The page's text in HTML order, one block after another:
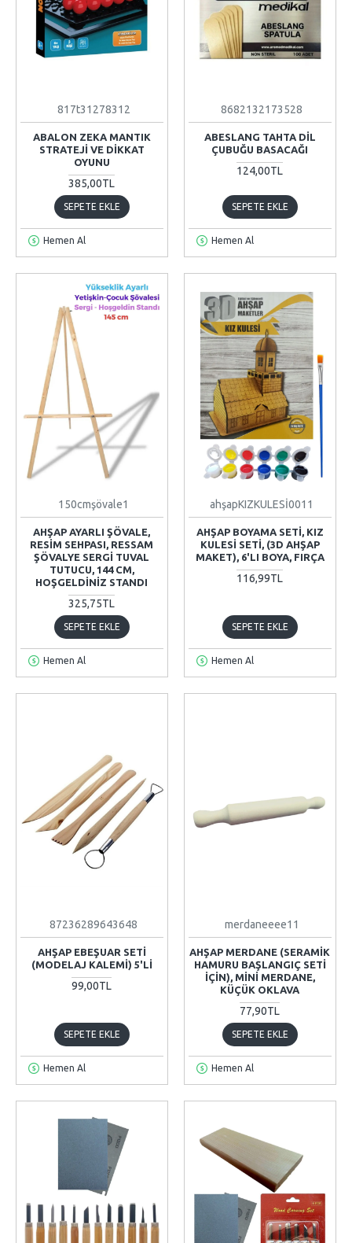
817t31278312
ABALON ZEKA MANTIK
STRATEJI VE DIKKAT
OYUNU
385,00TL
SEPETE EKLE
Hemen Al
8682132173528
ABESLANG TAHTA DIL
ÇUBUĞU BASACAĞI
124,00TL
SEPETE EKLE
Hemen Al
150cmşövale1
AHŞAP AYARLI ŞÖVALE,
RESIM SEHPASI, RESSAM
ŞÖVALYE SERGI TUVAL
TUTUCU, 144 CM,
HOŞGELDINIZ STANDI
325,75TL
SEPETE EKLE
Hemen Al
ahşapKIZKULESİ0011
AHŞAP BOYAMA SETI, KIZ
KULESI SETI, (3D AHŞAP
MAKET), 6'LI BOYA, FIRÇA
116,99TL
SEPETE EKLE
Hemen Al
87236289643648
AHŞAP EBEŞUAR SETI
(MODELAJ KALEMI) 5'LI
99,00TL
SEPETE EKLE
Hemen Al
merdaneeee11
AHŞAP MERDANE (SERAMİK
HAMURU BAŞLANGIÇ SETİ
İÇİN), MINI MERDANE,
KÜÇÜK OKLAVA
77,90TL
SEPETE EKLE
Hemen Al